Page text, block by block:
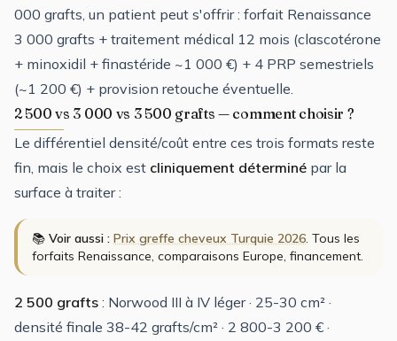
000 grafts, un patient peut s'offrir : forfait Renaissance
3 000 grafts + traitement médical 12 mois (clascotérone
+ minoxidil + finastéride ~1 000 €) + 4 PRP semestriels
(~1 200 €) + provision retouche éventuelle.
2 500 vs 3 000 vs 3 500 grafts — comment choisir ?
Le différentiel densité/coût entre ces trois formats reste
fin, mais le choix est cliniquement déterminé par la
surface à traiter :
📚 Voir aussi : Prix greffe cheveux Turquie 2026. Tous les
forfaits Renaissance, comparaisons Europe, financement.
2 500 grafts : Norwood III à IV léger · 25-30 cm² ·
densité finale 38-42 grafts/cm² · 2 800-3 200 € ·